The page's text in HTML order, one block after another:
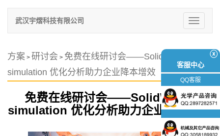
切
换
武汉宇熠科技有限公司
方案 > 研讨会 > 免费在线研讨会——SolidWorks
simulation 优化分析助力企业降本增效
免费在线研讨会——SolidWorks
simulation 优化分析助力企业降本增效
ⓧ
客服中心
QQ客服